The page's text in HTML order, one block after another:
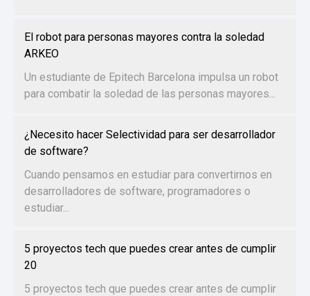
El robot para personas mayores contra la soledad
ARKEO
Un estudiante de Epitech Barcelona impulsa un robot
para combatir la soledad de las personas mayores...
¿Necesito hacer Selectividad para ser desarrollador
de software?
Cuando pensamos en estudiar para convertirnos en
desarrolladores de software, programadores o
estudiar...
5 proyectos tech que puedes crear antes de cumplir
20
5 proyectos tech que puedes crear antes de cumplir